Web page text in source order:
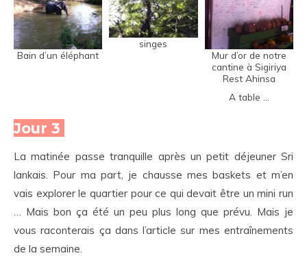
Bain d’un éléphant
singes
Mur d’or de notre
cantine à Sigiriya
Rest Ahinsa
A table …
Jour 3
La matinée passe tranquille après un petit déjeuner Sri
lankais. Pour ma part, je chausse mes baskets et m’en
vais explorer le quartier pour ce qui devait être un mini run
… Mais bon ça été un peu plus long que prévu. Mais je
vous raconterais ça dans l’article sur mes entraînements
de la semaine.